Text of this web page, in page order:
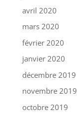
avril 2020
mars 2020
février 2020
janvier 2020
décembre 2019
novembre 2019
octobre 2019